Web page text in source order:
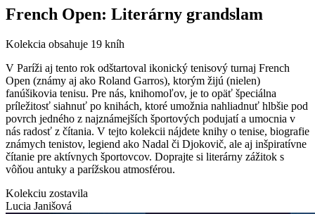
French Open: Literárny grandslam
Kolekcia obsahuje 19 kníh
V Paríži aj tento rok odštartoval ikonický tenisový turnaj French
Open (známy aj ako Roland Garros), ktorým žijú (nielen)
fanúšikovia tenisu. Pre nás, knihomoľov, je to opäť špeciálna
príležitosť siahnuť po knihách, ktoré umožnia nahliadnuť hlbšie pod
povrch jedného z najznámejších športových podujatí a umocnia v
nás radosť z čítania. V tejto kolekcii nájdete knihy o tenise, biografie
známych tenistov, legiend ako Nadal či Djokovič, ale aj inšpiratívne
čítanie pre aktívnych športovcov. Doprajte si literárny zážitok s
vôňou antuky a parížskou atmosférou.
Kolekciu zostavila
Lucia Janišová